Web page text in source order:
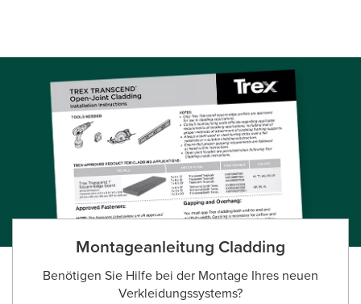
Montageanleitung Cladding
Benötigen Sie Hilfe bei der Montage Ihres neuen
Verkleidungssystems?